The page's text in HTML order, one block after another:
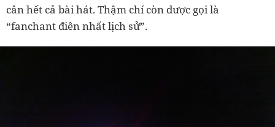
cân hết cả bài hát. Thậm chí còn được gọi là
“fanchant điên nhất lịch sử”.